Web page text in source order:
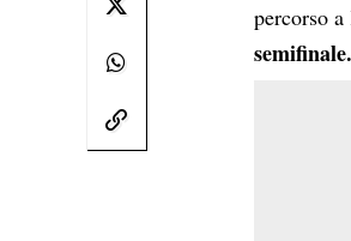
percorso
semifinale.